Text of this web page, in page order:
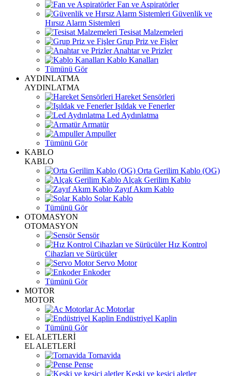
Fan ve Aspiratörler
Güvenlik ve
Hırsız Alarm Sistemleri
Tesisat Malzemeleri
Grup Priz ve Fişler
Anahtar ve Prizler
Kablo Kanalları
Tümünü Gör
AYDINLATMA
AYDINLATMA
Hareket Sensörleri
Işıldak ve Fenerler
Led Aydınlatma
Armatür
Ampuller
Tümünü Gör
KABLO
KABLO
Orta Gerilim Kablo (OG)
Alçak Gerilim Kablo
Zayıf Akım Kablo
Solar Kablo
Tümünü Gör
OTOMASYON
OTOMASYON
Sensör
Hız Kontrol
Cihazları ve Sürücüler
Servo Motor
Enkoder
Tümünü Gör
MOTOR
MOTOR
Ac Motorlar
Endüstriyel Kaplin
Tümünü Gör
EL ALETLERİ
EL ALETLERİ
Tornavida
Pense
Keski ve kesici aletler